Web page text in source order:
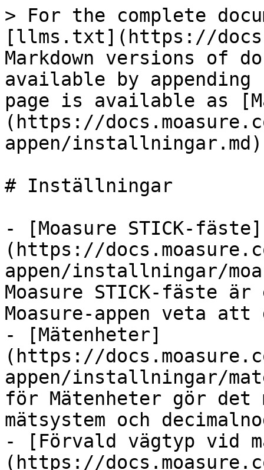
> For the complete
[llms.txt](https://
Markdown versions of
available by
page is available as
(https://
appen/
# Inställningar
- [Moasure STICK-fäste]
(https://
appen/installningar/
Moasure STICK-fäste
Moasure-appen veta att
- [Mätenheter]
(https://
appen/installningar/
för Mätenheter gör
mätsystem och
- [Förvald vägtyp vid
(https://